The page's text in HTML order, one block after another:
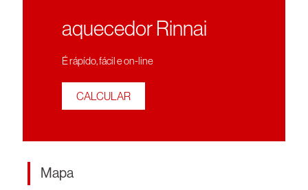
aquecedor Rinnai
É rápído, fácil e on-line
CALCULAR
Mapa